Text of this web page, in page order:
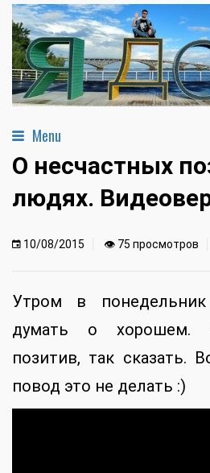
Menu
О несчастных
людях.
10/08/2015 👁 75 просмотров
Утром в понедельник
думать о хорошем.
позитив, так сказать.
повод это не делать :)